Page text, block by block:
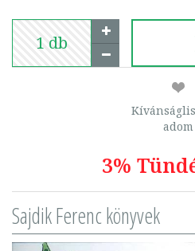
adom
3%
Sajdik Ferenc könyvek